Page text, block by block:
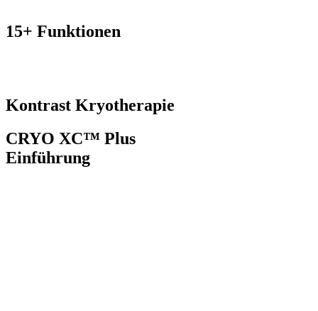
15+ Funktionen
Kontrast Kryotherapie
CRYO XC™ Plus
Einführung